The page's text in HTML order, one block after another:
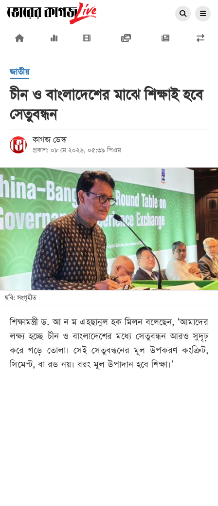
×
প্রচ্ছদ
জাতীয়
রাজনীতি
অর্থনীতি
আন্তর্জাতিক
সারাদেশ
খেলা
বিনোদন
স্টাইল
শিক্ষা
বিভাগ
জাতীয়
চীন ও বাংলাদেশের মাঝে শিক্ষাই হবে
সেতুবন্ধন
কাগজ ডেস্ক
প্রকাশ: ০৮ মে ২০২৬, ০৫:৩৯ পিএম
ছবি: সংগৃহীত
শিক্ষামন্ত্রী ড. আ ন ম এহছানুল হক মিলন বলেছেন, ‘আমাদের
লক্ষ্য হচ্ছে চীন ও বাংলাদেশের মধ্যে সেতুবন্ধন আরও সুদৃঢ়
করে গড়ে তোলা। সেই সেতুবন্ধনের মূল উপকরণ কংক্রিট,
সিমেন্ট, বা রড নয়। বরং মূল উপাদান হবে শিক্ষা।’